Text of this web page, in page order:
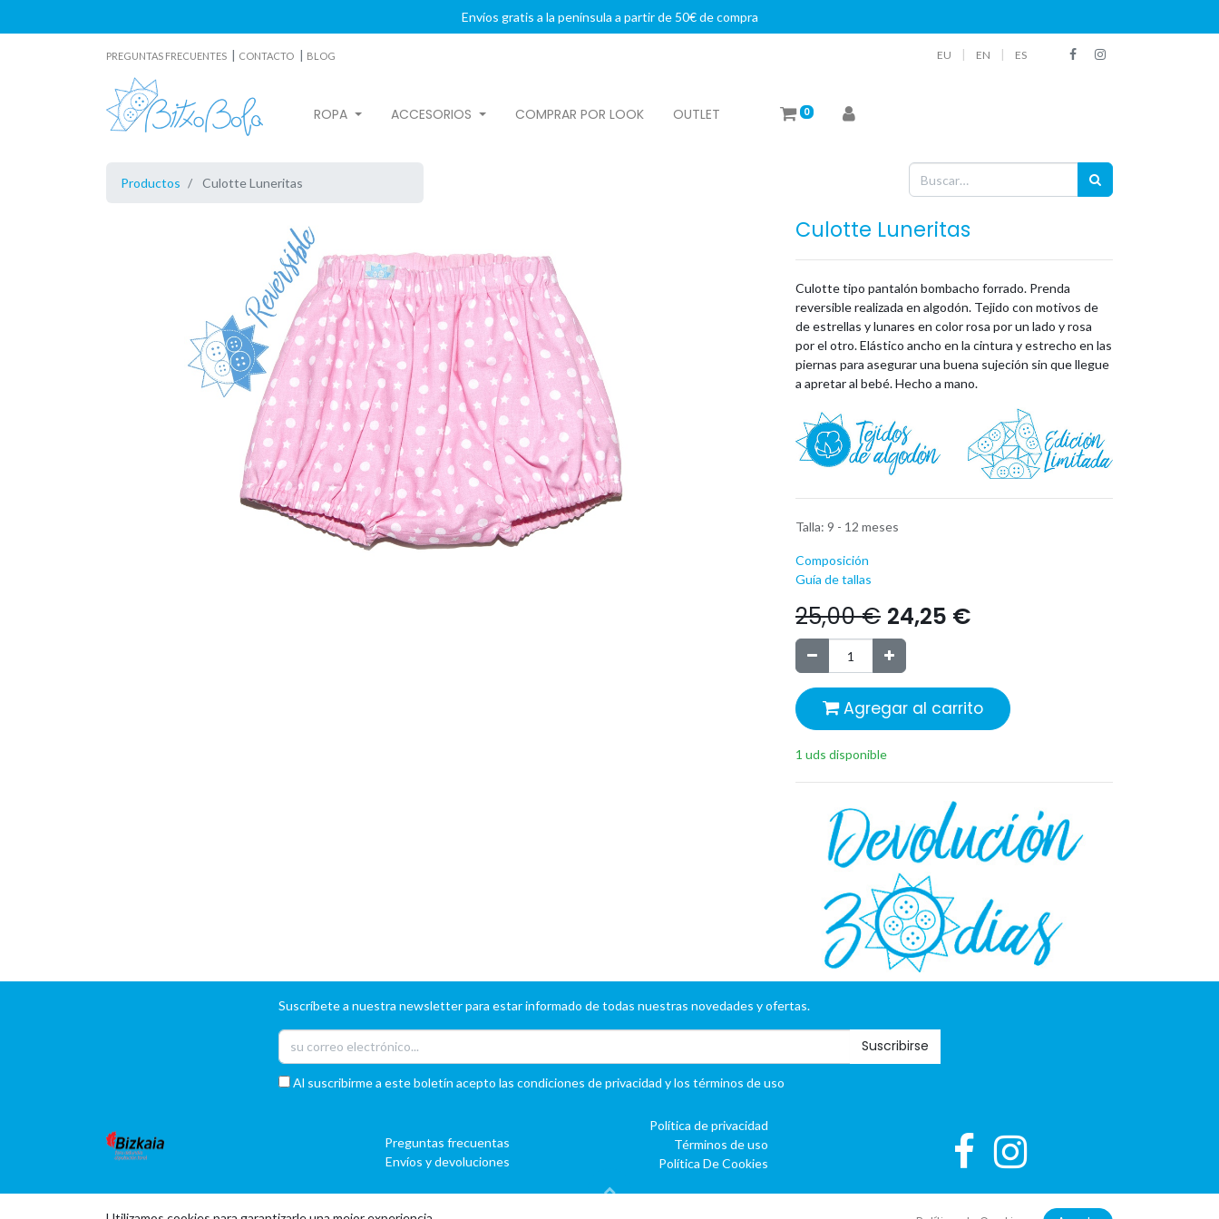
Envíos gratis a la península a partir de 50€ de compra
PREGUNTAS FRECUENTES | CONTACTO | BLOG EU EN ES
ROPA ACCESORIOS COMPRAR POR LOOK OUTLET 0
Productos Culotte Luneritas
Culotte Luneritas
Culotte tipo pantalón bombacho forrado. Prenda
reversible realizada en algodón. Tejido con motivos de
de estrellas y lunares en color rosa por un lado y rosa
por el otro. Elástico ancho en la cintura y estrecho en las
piernas para asegurar una buena sujeción sin que llegue
a apretar al bebé. Hecho a mano.
Talla: 9 - 12 meses
Composición
Guía de tallas
25,00€ 24,25 €
Agregar al carrito
1 uds disponible
Suscríbete a nuestra newsletter para estar informado de todas nuestras novedades y ofertas.
Suscribirse
Al suscribirme a este boletín acepto las condiciones de privacidad y los términos de uso
Preguntas frecuentas
Envíos y devoluciones
Política de privacidad
Términos de uso
Política De Cookies